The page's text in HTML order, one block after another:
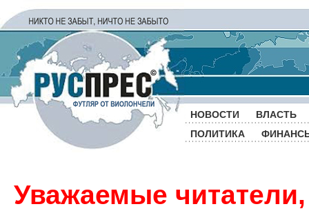
НОВОСТИ
ВЛАСТЬ
ПОЛИТИКА
Уважаемые